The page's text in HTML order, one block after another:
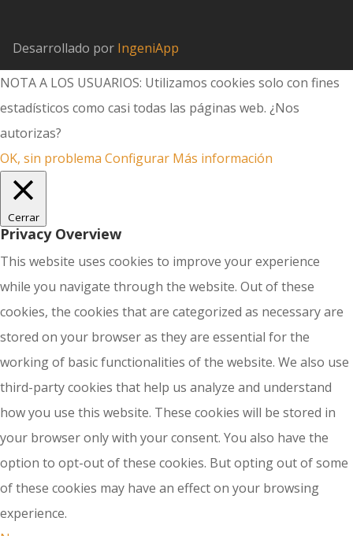
Desarrollado por IngeniApp
NOTA A LOS USUARIOS: Utilizamos cookies solo con fines
estadísticos como casi todas las páginas web. ¿Nos
autorizas?
OK, sin problema Configurar Más información
Cerrar
Privacy Overview
This website uses cookies to improve your experience
while you navigate through the website. Out of these
cookies, the cookies that are categorized as necessary are
stored on your browser as they are essential for the
working of basic functionalities of the website. We also use
third-party cookies that help us analyze and understand
how you use this website. These cookies will be stored in
your browser only with your consent. You also have the
option to opt-out of these cookies. But opting out of some
of these cookies may have an effect on your browsing
experience.